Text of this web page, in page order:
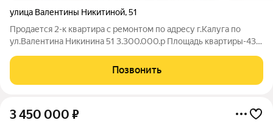
улица Валентины Никитиной,51
Продается 2-к квартира с ремонтом по адресу г.Калуга по
ул.Валентина Никинина 51 3.300.000.р Площадь квартиры-43,7
Кузня-5,7 кв.м Ремонт-Современный (Сделали недавно, после
никто не проживал) Окна
Позвонить
3 450 000 ₽